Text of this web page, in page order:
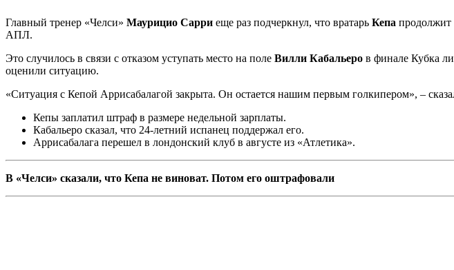
Главный тренер «Челси» Маурицио Сарри еще раз подчеркнул, что вратарь Кепа продолжит
АПЛ.
Это случилось в связи с отказом уступать место на поле Вилли Кабальеро в финале Кубка
оценили ситуацию.
«Ситуация с Кепой Аррисабалагой закрыта. Он остаeтся нашим первым голкипером», –
Кепы заплатил штраф в размере недельной зарплаты.
Кабальеро сказал, что 24-летний испанец поддержал его.
Аррисабалага перешел в лондонский клуб в августе из «Атлетика».
В «Челси» сказали, что Кепа не виноват. Потом его оштрафовали